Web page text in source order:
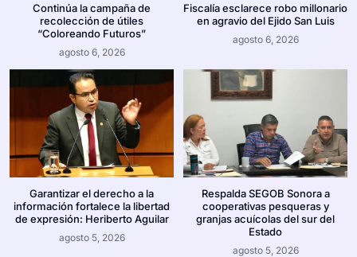
Continúa la campaña de
recolección de útiles
“Coloreando Futuros”
agosto 6, 2026
Fiscalía esclarece robo millonario
en agravio del Ejido San Luis
agosto 6, 2026
Garantizar el derecho a la
información fortalece la libertad
de expresión: Heriberto Aguilar
agosto 5, 2026
Respalda SEGOB Sonora a
cooperativas pesqueras y
granjas acuícolas del sur del
Estado
agosto 5, 2026